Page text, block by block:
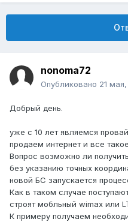
nonoma72
Опубликовано 21
Добрый день.
уже с 10 лет являемся
продаем интернет и все
Вопрос возможно ли
без указанию точных
новой БС запускается
Как в таком случае
строят мобльный wimax или
К примеру получаем